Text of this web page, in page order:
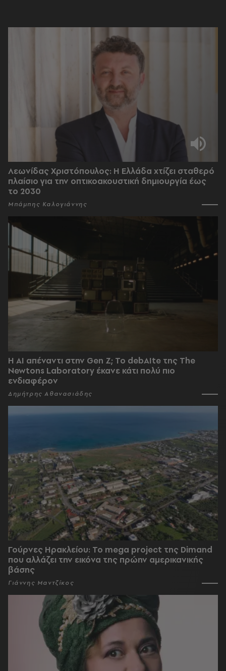
Λεωνίδας Χριστόπουλος: Η Ελλάδα χτίζει σταθερό
πλαίσιο για την οπτικοακουστική δημιουργία έως
το 2030
Μπάμπης Καλογιάννης
Η AI απέναντι στην Gen Z; Το debAIte της The
Newtons Laboratory έκανε κάτι πολύ πιο
ενδιαφέρον
Δημήτρης Αθανασιάδης
Γούρνες Ηρακλείου: To mega project της Dimand
που αλλάζει την εικόνα της πρώην αμερικανικής
βάσης
Γιάννης Μαντζίκος